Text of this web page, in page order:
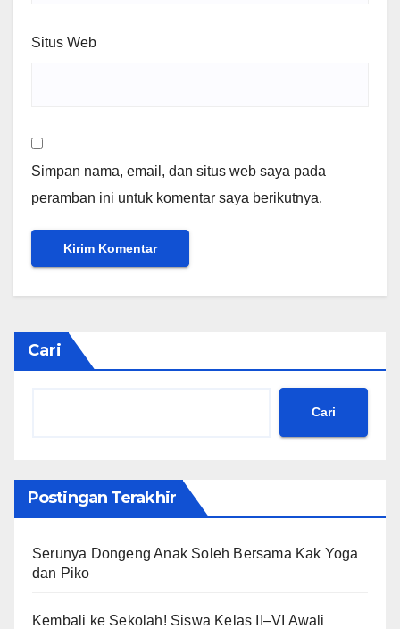
Situs Web
Simpan nama, email, dan situs web saya pada
peramban ini untuk komentar saya berikutnya.
Cari
Cari
Postingan Terakhir
Serunya Dongeng Anak Soleh Bersama Kak Yoga
dan Piko
Kembali ke Sekolah! Siswa Kelas II–VI Awali